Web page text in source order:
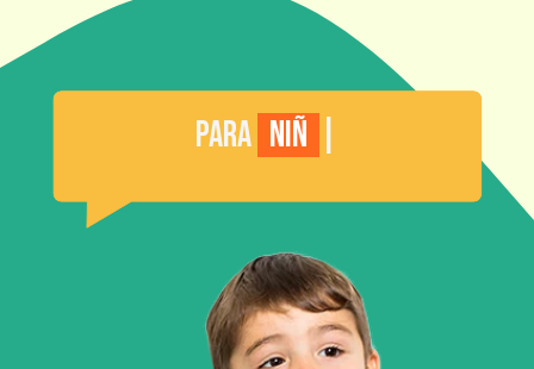
Para Niños